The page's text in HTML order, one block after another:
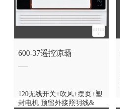
600-37遥控凉霸
120无线开关+吹风+摆页+塑
封电机 预留外接照明线&